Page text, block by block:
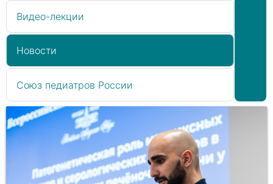
Видео-лекции
Новости
Союз педиатров России